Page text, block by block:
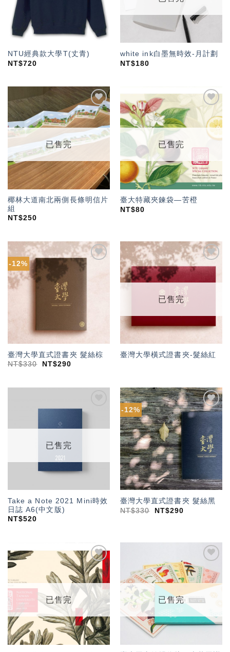
NTU經典款大學T(丈青)
NT$720
white ink白墨無時效-月計劃
NT$180
加入
「願
望輕
單」
已售完
椰林大道南北兩側長條明信片
組
NT$250
「願
望輕
單」
已售完
臺大特藏夾鍊袋—苦橙
NT$80
-12%
臺灣大學直式證書夾 髮絲棕
NT$330 NT$290
加入
「願
望輕
已售完
臺灣大學橫式證書夾-髮絲紅
望輕
已售完
Take a Note 2021 Mini時效
日誌 A6(中文版)
NT$520
-12%
加入
望輕
單」
臺灣大學直式證書夾 髮絲黑
NT$330 NT$290
加入
「願
望輕
單」
已售完
加入
「願
望輕
單」
已售完